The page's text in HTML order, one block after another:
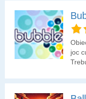
joc